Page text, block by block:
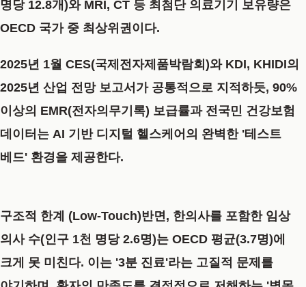
명당 12.8개)와 MRI, CT 등 최첨단 의료기기 보유량은
OECD 국가 중 최상위권이다.
2025년 1월 CES(국제전자제품박람회)와 KDI, KHIDI의
2025년 산업 전망 보고서가 공통적으로 지적하듯, 90%
이상의 EMR(전자의무기록) 보급률과 전국민 건강보험
데이터는 AI 기반 디지털 헬스케어의 완벽한 '테스트
베드' 환경을 제공한다.
구조적 한계 (Low-Touch)​반면, 한의사를 포함한 임상
의사 수(인구 1천 명당 2.6명)는 OECD 평균(3.7명)에
크게 못 미친다. 이는 '3분 진료'라는 고질적 문제를